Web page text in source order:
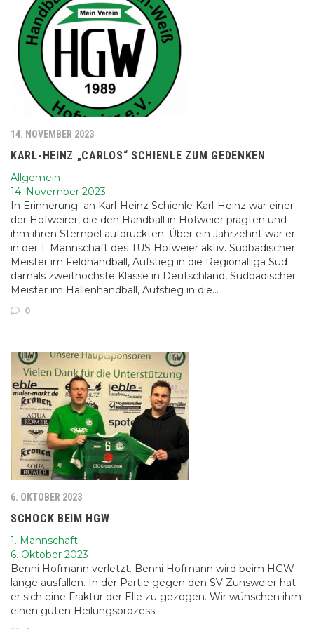
14. NOVEMBER 2023
KARL-HEINZ „CARLOS“ SCHIENLE ZUM GEDENKEN
Allgemein
14. November 2023
In Erinnerung an Karl-Heinz Schienle Karl-Heinz war einer
der Hofweirer, die den Handball in Hofweier prägten und
ihm ihren Stempel aufdrückten. Über ein Jahrzehnt war er
in der 1. Mannschaft des TUS Hofweier aktiv. Südbadischer
Meister im Feldhandball, Aufstieg in die Regionalliga Süd
damals zweithöchste Klasse in Deutschland, Südbadischer
Meister im Hallenhandball, Aufstieg in die…
0
6. OKTOBER 2023
SCHOCK BEIM HGW
1. Mannschaft
6. Oktober 2023
Benni Hofmann verletzt. Benni Hofmann wird beim HGW
lange ausfallen. In der Partie gegen den SV Zunsweier hat
er sich eine Fraktur der Elle zu gezogen. Wir wünschen ihm
einen guten Heilungsprozess.